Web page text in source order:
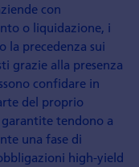
con
o liquidazione, i
la precedenza sui
grazie alla presenza
confidare in
del proprio
tendono a
una fase di
high-yield